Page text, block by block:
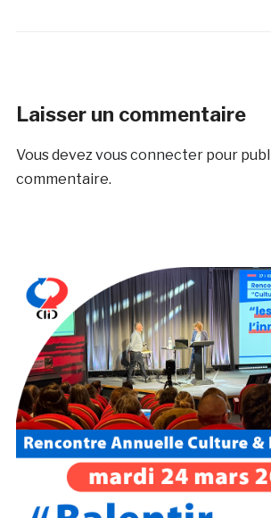
Laisser un commentaire
Vous devezvous connecterpour
commentaire.